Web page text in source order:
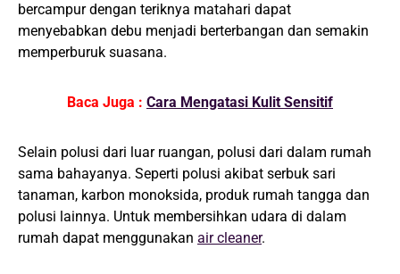
bercampur dengan teriknya matahari dapat
menyebabkan debu menjadi berterbangan dan semakin
memperburuk suasana.
Baca Juga : Cara Mengatasi Kulit Sensitif
Selain polusi dari luar ruangan, polusi dari dalam rumah
sama bahayanya. Seperti polusi akibat serbuk sari
tanaman, karbon monoksida, produk rumah tangga dan
polusi lainnya. Untuk membersihkan udara di dalam
rumah dapat menggunakan air cleaner.